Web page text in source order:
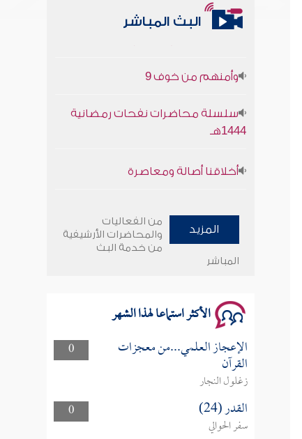
البث المباشر
أخلاقنا أصالة ومعاصرة
1444هـ
سلسلة محاضرات نفحات رمضانية
1444هـ
المزيد
من الفعاليات
والمحاضرات الأرشيفية
من خدمة البث
المباشر
الأكثر استماعا لهذا الشهر
0 الإعجاز العلمي...من معجزات
القرآن
زغلول النجار
0
القدر (24)
سفر الحوالي